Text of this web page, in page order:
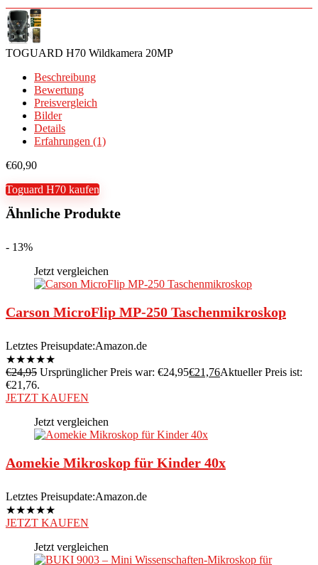
TOGUARD H70 Wildkamera 20MP
Beschreibung
Bewertung
Preisvergleich
Bilder
Details
Erfahrungen (1)
€60,90
Toguard H70 kaufen
Ähnliche Produkte
- 13%
Jetzt vergleichen
Carson MicroFlip MP-250 Taschenmikroskop
Letztes Preisupdate:Amazon.de
★★★★★
€24,95 Ursprünglicher Preis war: €24,95€21,76Aktueller Preis ist:
€21,76.
JETZT KAUFEN
Jetzt vergleichen
Aomekie Mikroskop für Kinder 40x
Letztes Preisupdate:Amazon.de
★★★★★
JETZT KAUFEN
Jetzt vergleichen